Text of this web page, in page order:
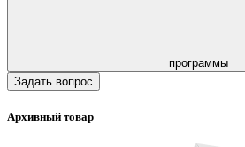
программы
Задать вопрос
Архивный товар